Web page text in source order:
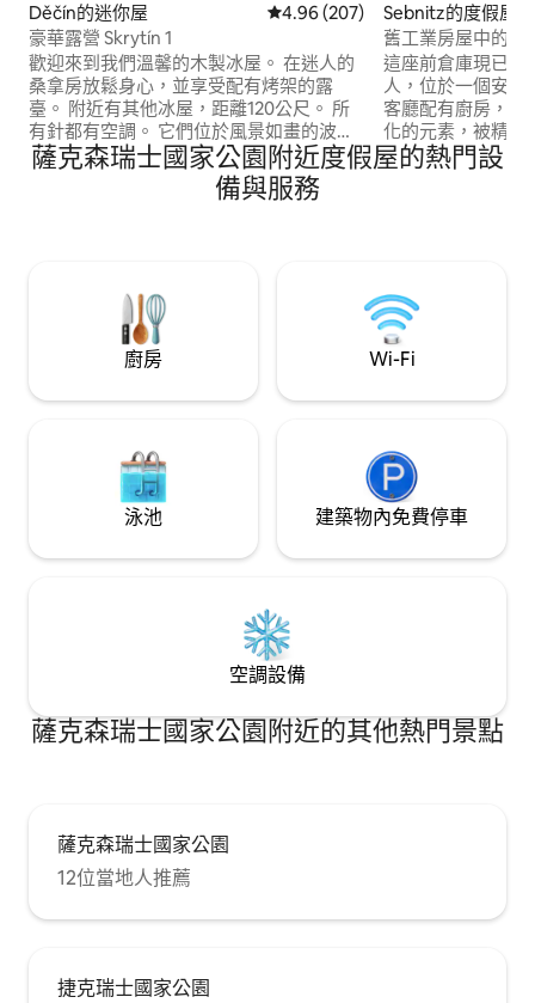
Děčín的迷你屋 從 207 則評價中獲得 4.96 的平均
4.96 (207)
豪華露營 Skrytín 1
歡迎來到我們溫馨的木製冰屋。 在迷人的
桑拿房放鬆身心，並享受配有烤架的露
臺。 附近有其他冰屋，距離120公尺。 所
有針都有空調。 它們位於風景如畫的波希
米亞中央山脈，靠近Pravcicka門、Print
Rocks和其他美景。 沉浸在大自然的寧靜
中；找到和平與安寧。 看著附近的綿羊在
Sebnitz的度假屋
舊工業房屋中的度
這座前倉庫現已被
人，位於一個安靜
客廳配有廚房，透
化的元素，被精心
即可快速抵達絲綢
的所有景點，是
薩克森瑞士國家公園附近度假屋的熱門設
備與服務
廚房 Wi-Fi
泳池 建築物內免費停車
空調設備
薩克森瑞士國家公園附近的其他熱門景點
薩克森瑞士國家公園
12位當地人推薦
捷克瑞士國家公園